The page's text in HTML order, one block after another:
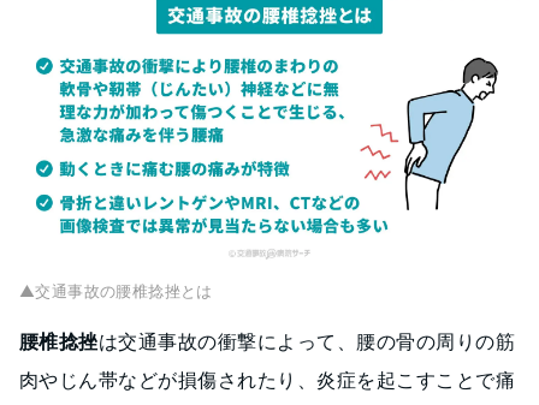
▲交通事故の腰椎捻挫とは
腰椎捻挫は交通事故の衝撃によって、腰の骨の周りの筋
肉やじん帯などが損傷されたり、炎症を起こすことで痛